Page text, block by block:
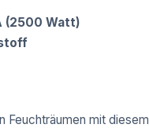
(2500 Watt)
Feuchträumen mit